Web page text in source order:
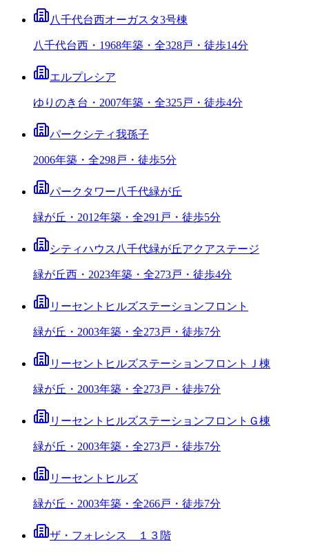
八千代台西オーガスタ3号棟
八千代台西・1968年築・全328戸・徒歩14分
エルプレシア
ゆりのき台・2007年築・全325戸・徒歩4分
パークシティ我孫子
2006年築・全298戸・徒歩5分
パークタワー八千代緑が丘
緑が丘・2012年築・全291戸・徒歩5分
シティハウス八千代緑が丘アクアステージ
緑が丘西・2023年築・全273戸・徒歩4分
リーセントヒルズステーションフロント
緑が丘・2003年築・全273戸・徒歩7分
リーセントヒルズステーションフロントＪ棟
緑が丘・2003年築・全273戸・徒歩7分
リーセントヒルズステーションフロントＧ棟
緑が丘・2003年築・全273戸・徒歩7分
リーセントヒルズ
緑が丘・2003年築・全266戸・徒歩7分
ザ・フォレシス １３階